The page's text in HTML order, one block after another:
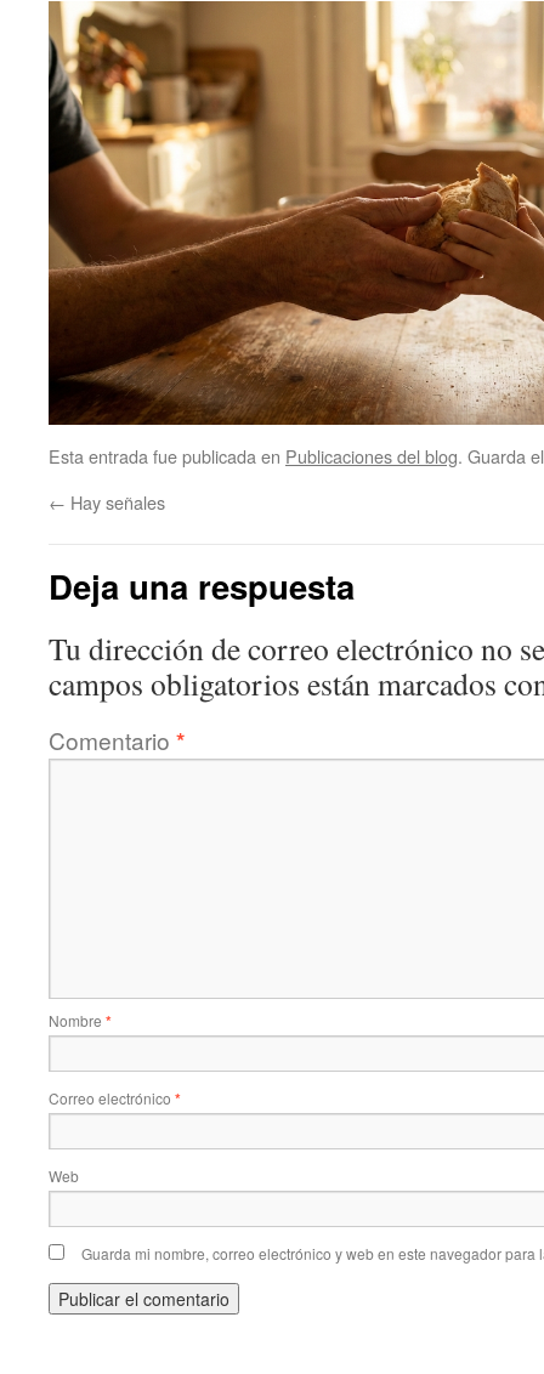
Esta entrada fue publicada en Publicaciones del blog. Guarda
← Hay señales
Deja una respuesta
Tu dirección de correo electrónico no
campos obligatorios están marcados
Comentario *
Nombre *
Correo electrónico *
Web
Guarda mi nombre, correo electrónico y web en este navegador para